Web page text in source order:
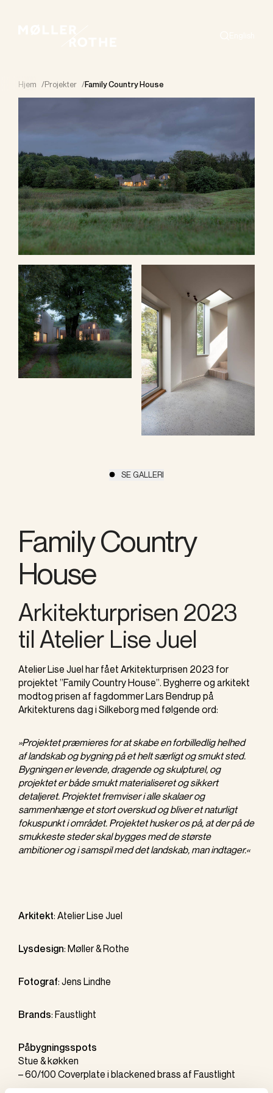
Hjem /Projekter /Family Country House
SE GALLERI
Family Country
House
Arkitekturprisen 2023
til Atelier Lise Juel
Atelier Lise Juel har fået Arkitekturprisen 2023 for
projektet ”Family Country House”. Bygherre og arkitekt
modtog prisen af fagdommer Lars Bendrup på
Arkitekturens dag i Silkeborg med følgende ord:
»Projektet præmieres for at skabe en forbilledlig helhed
af landskab og bygning på et helt særligt og smukt sted.
Bygningen er levende, dragende og skulpturel, og
projektet er både smukt materialiseret og sikkert
detaljeret. Projektet fremviser i alle skalaer og
sammenhænge et stort overskud og bliver et naturligt
fokuspunkt i området. Projektet husker os på, at der på de
smukkeste steder skal bygges med de største
ambitioner og i samspil med det landskab, man indtager.«
Arkitekt: Atelier Lise Juel
Lysdesign: Møller & Rothe
Fotograf: Jens Lindhe
Brands: Faustlight
Påbygningsspots
Stue & køkken
–60/100 Coverplate i blackened brass af Faustlight